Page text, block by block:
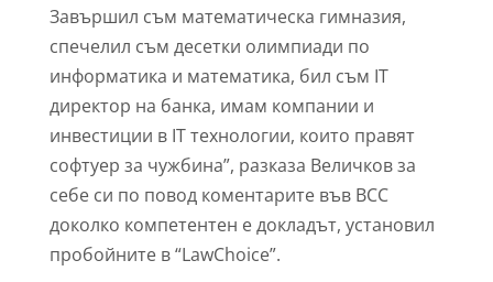
Завършил съм математическа гимназия,
спечелил съм десетки олимпиади по
информатика и математика, бил съм IT
директор на банка, имам компании и
инвестиции в ITтехнологии, които правят
софтуер за чужбина”, разказа Величков за
себе си по повод коментарите във ВСС
доколко компетентен е докладът, установил
пробойните в “LawChoice”.